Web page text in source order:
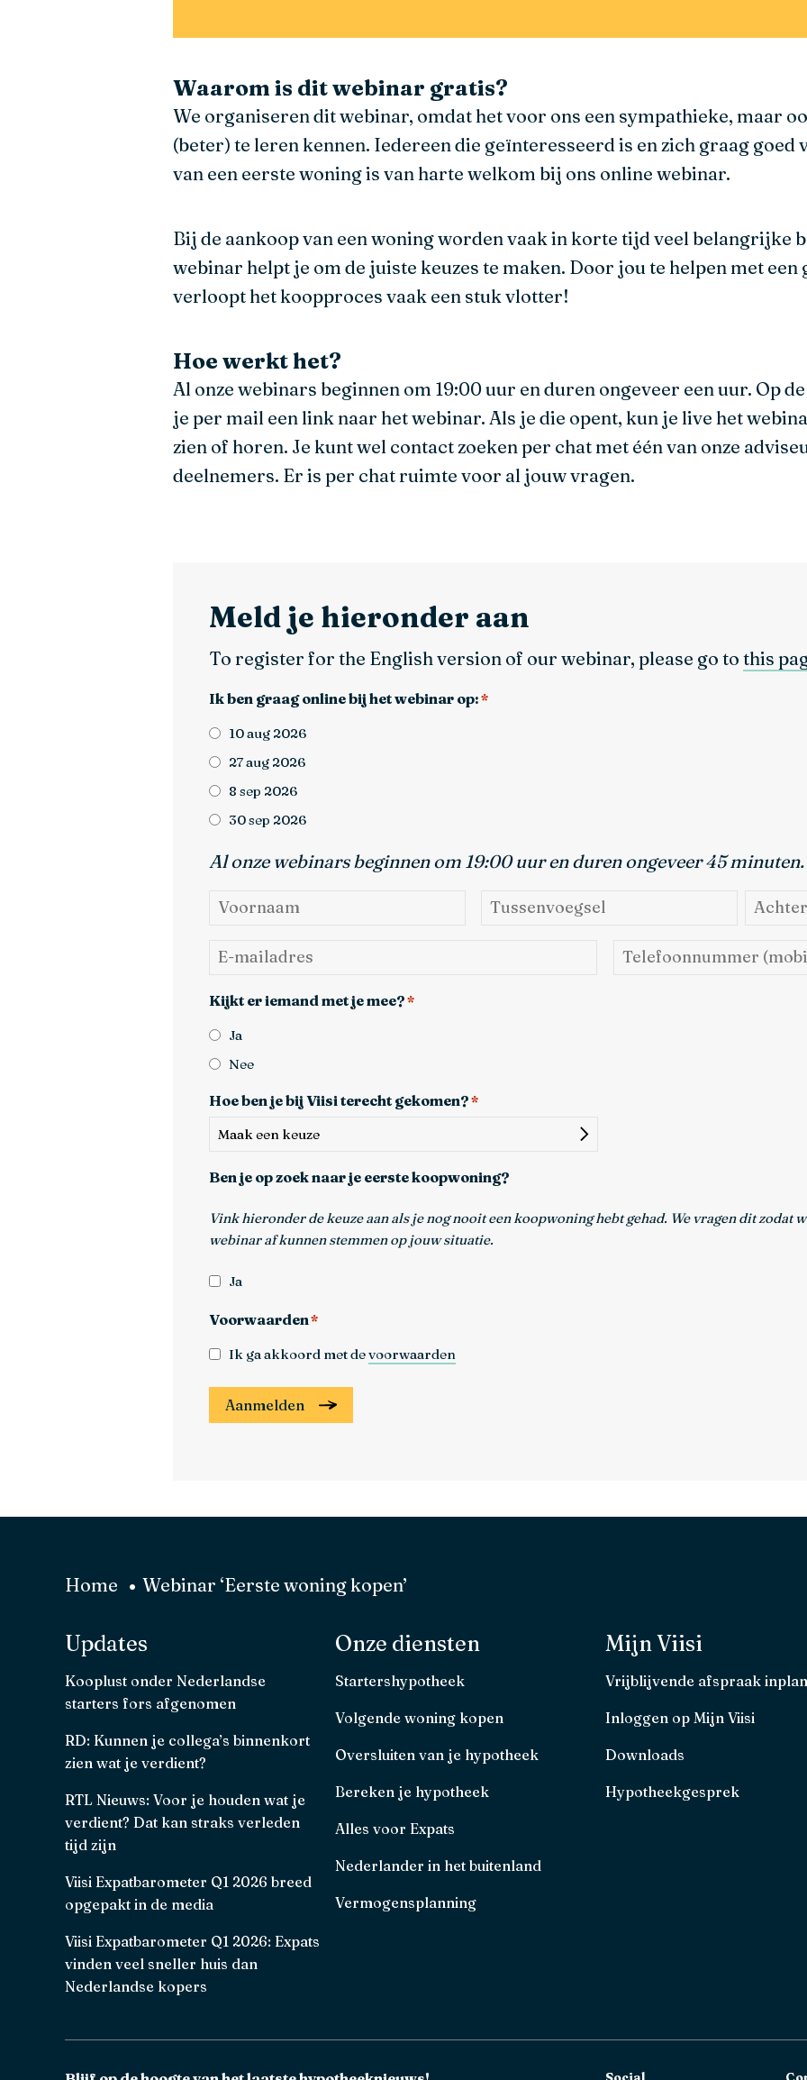
Waarom is dit webinar gratis?
We organiseren dit webinar, omdat het voor ons een sympathieke, maar
(beter) te leren kennen. Iedereen die geïnteresseerd is en zich graag
van een eerste woning is van harte welkom bij ons online webinar.
Bij de aankoop van een woning worden vaak in korte tijd veel belangrijke
webinar helpt je om de juiste keuzes te maken. Door jou te helpen met
verloopt het koopproces vaak een stuk vlotter!
Hoe werkt het?
Al onze webinars beginnen om 19:00 uur en duren ongeveer een uur. Op
je per mail een link naar het webinar. Als je die opent, kun je live het
zien of horen. Je kunt wel contact zoeken per chat met één van onze
deelnemers. Er is per chat ruimte voor al jouw vragen.
Meld je hieronder aan
To register for the English version of our webinar, please go to this
Ik ben graag online bij het webinar op:*
10 aug 2026
27 aug 2026
8 sep 2026
30 sep 2026
Al onze webinars beginnen om 19:00 uur en duren ongeveer 45 minuten.
Naam
E-
mailadres*
Telefoonnummer
(mobiel) *
Kijkt er iemand met je mee?*
Ja
Nee
Hoe ben je bij Viisi terecht gekomen?*
Ben je op zoek naar je eerste koopwoning?
Vink hieronder de keuze aan als je nog nooit een koopwoning hebt gehad. We vragen dit zodat
webinar af kunnen stemmen op jouw situatie.
Ja
Voorwaarden*
Ik ga akkoord met devoorwaarden
Aanmelden
Home Webinar ‘Eerste woning kopen’
Updates
Kooplust onder Nederlandse
starters fors afgenomen
RD: Kunnen je collega’s binnenkort
zien wat je verdient?
RTL Nieuws: Voor je houden wat je
verdient? Dat kan straks verleden
tijd zijn
Viisi Expatbarometer Q1 2026 breed
opgepakt in de media
Viisi Expatbarometer Q1 2026: Expats
vinden veel sneller huis dan
Nederlandse kopers
Onze diensten
Startershypotheek
Volgende woning kopen
Oversluiten van je hypotheek
Bereken je hypotheek
Alles voor Expats
Nederlander in het buitenland
Vermogensplanning
Mijn Viisi
Vrijblijvende afspraak
Inloggen op Mijn Viisi
Downloads
Hypotheekgesprek